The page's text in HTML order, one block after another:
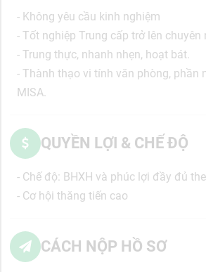
- Không yêu cầu kinh nghiệm
- Tốt nghiệp Trung cấp trở lên chuyên
- Trung thực, nhanh nhẹn, hoạt bát.
- Thành thạo vi tính văn phòng, phần
MISA.
QUYỀN LỢI & CHẾ ĐỘ
- Chế độ: BHXH và phúc lợi đầy đủ
- Cơ hội thăng tiến cao
CÁCH NỘP HỒ SƠ